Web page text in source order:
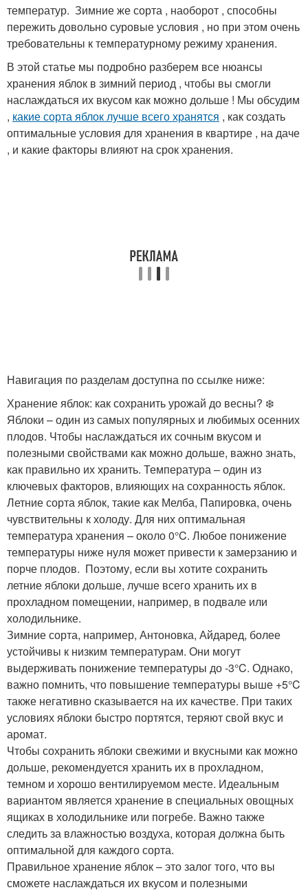
температур. ️ Зимние же сорта , наоборот , способны
пережить довольно суровые условия , но при этом очень
требовательны к температурному режиму хранения.
В этой статье мы подробно разберем все нюансы
хранения яблок в зимний период , чтобы вы смогли
наслаждаться их вкусом как можно дольше ! Мы обсудим
, какие сорта яблок лучше всего хранятся , как создать
оптимальные условия для хранения в квартире , на даче
, и какие факторы влияют на срок хранения.
Навигация по разделам доступна по ссылке ниже:
Хранение яблок: как сохранить урожай до весны? ❄️
Яблоки – один из самых популярных и любимых осенних
плодов. Чтобы наслаждаться их сочным вкусом и
полезными свойствами как можно дольше, важно знать,
как правильно их хранить. Температура – один из
ключевых факторов, влияющих на сохранность яблок.
Летние сорта яблок, такие как Мелба, Папировка, очень
чувствительны к холоду. Для них оптимальная
температура хранения – около 0°C. Любое понижение
температуры ниже нуля может привести к замерзанию и
порче плодов. ️ Поэтому, если вы хотите сохранить
летние яблоки дольше, лучше всего хранить их в
прохладном помещении, например, в подвале или
холодильнике.
Зимние сорта, например, Антоновка, Айдаред, более
устойчивы к низким температурам. Они могут
выдерживать понижение температуры до -3°C. Однако,
важно помнить, что повышение температуры выше +5°C
также негативно сказывается на их качестве. При таких
условиях яблоки быстро портятся, теряют свой вкус и
аромат. ️
Чтобы сохранить яблоки свежими и вкусными как можно
дольше, рекомендуется хранить их в прохладном,
темном и хорошо вентилируемом месте. Идеальным
вариантом является хранение в специальных овощных
ящиках в холодильнике или погребе. Важно также
следить за влажностью воздуха, которая должна быть
оптимальной для каждого сорта.
Правильное хранение яблок – это залог того, что вы
сможете наслаждаться их вкусом и полезными